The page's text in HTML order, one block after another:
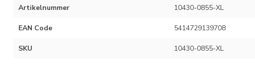
Artikelnummer 10430-0855-XL
EAN Code 5414729139708
SKU 10430-0855-XL